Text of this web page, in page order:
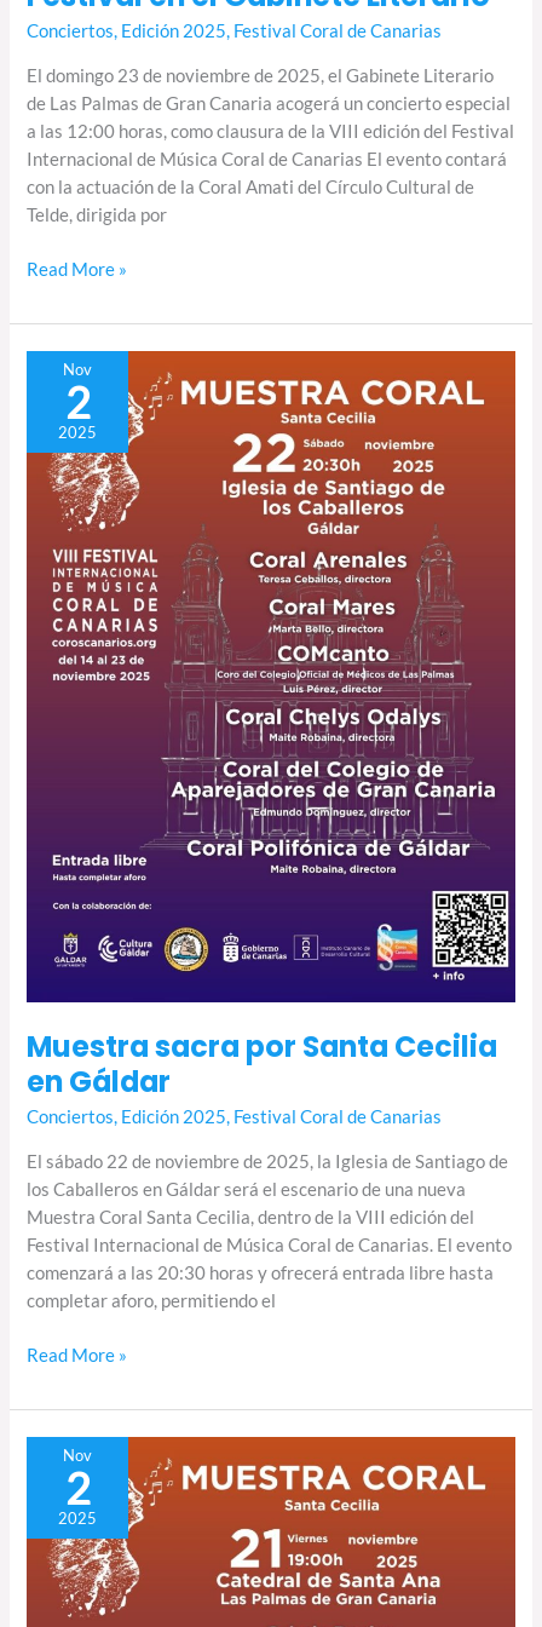
Conciertos, Edición 2025, Festival Coral de Canarias
El domingo 23 de noviembre de 2025, el Gabinete Literario
de Las Palmas de Gran Canaria acogerá un concierto especial
a las 12:00 horas, como clausura de la VIII edición del Festival
Internacional de Música Coral de Canarias El evento contará
con la actuación de la Coral Amati del Círculo Cultural de
Telde, dirigida por
Read More »
Nov
2
2025
Muestra sacra por Santa Cecilia
en Gáldar
Conciertos, Edición 2025, Festival Coral de Canarias
El sábado 22 de noviembre de 2025, la Iglesia de Santiago de
los Caballeros en Gáldar será el escenario de una nueva
Muestra Coral Santa Cecilia, dentro de la VIII edición del
Festival Internacional de Música Coral de Canarias. El evento
comenzará a las 20:30 horas y ofrecerá entrada libre hasta
completar aforo, permitiendo el
Muestra
sacra
Cecilia
Gáldar
Read More »
Nov
2
2025
Muestra
sacra
Cecilia